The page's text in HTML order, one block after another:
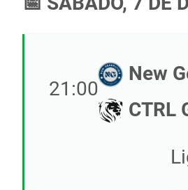
21:00
New
CTRL